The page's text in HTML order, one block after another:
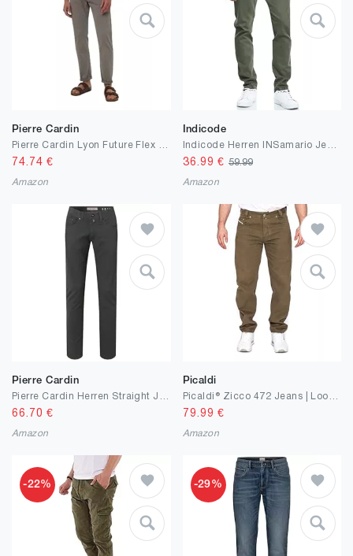
Pierre Cardin
74.74 €
Amazon
Indicode
36.99 € 59.99
Amazon
Pierre Cardin
66.70 €
Amazon
Picaldi
79.99 €
Amazon
-22% -29%